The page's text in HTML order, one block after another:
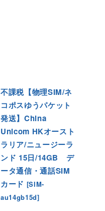
不課税【物理SIM/ネ
コポスゆうパケット
発送】China
Unicom HKオースト
ラリア/ニュージーラ
ンド 15日/14GB デ
ータ通信・通話SIM
カード [SIM-
au14gb15d]